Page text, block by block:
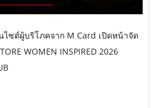
ไซต์ผู้บริโภคจาก M Card เปิดหน้าจัด
WOMEN INSPIRED 2026